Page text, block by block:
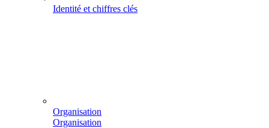
Identité et chiffres clés
Organisation
Organisation